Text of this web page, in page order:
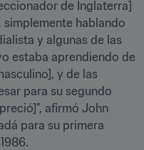
de Inglaterra]
simplemente hablando
y algunas de las
estaba aprendiendo de
y de las
para su segundo
afirmó John
para su primera